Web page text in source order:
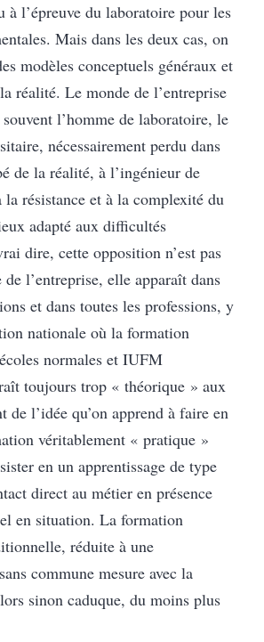
à l’épreuve du laboratoire pour les
Mais dans les deux cas, on
modèles conceptuels généraux et
réalité. Le monde de l’entreprise
l’homme de laboratoire, le
nécessairement perdu dans
de la réalité, à l’ingénieur de
résistance et à la complexité du
adapté aux difficultés
dire, cette opposition n’est pas
l’entreprise, elle apparaît dans
et dans toutes les professions, y
nationale où la formation
normales et IUFM
toujours trop « théorique » aux
de l’idée qu’on apprend à faire en
véritablement « pratique »
en un apprentissage de type
direct au métier en présence
en situation. La formation
réduite à une
commune mesure avec la
sinon caduque, du moins plus